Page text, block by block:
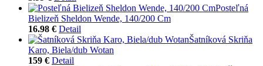
Posteľná
Bielizeň Sheldon Wende, 140/200 Cm
16.98 € Detail
Šatníková Skriňa
Karo, Biela/dub Wotan
159 € Detail